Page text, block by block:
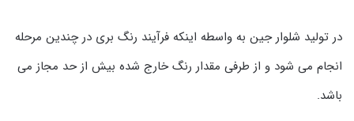
در تولید شلوار جین به واسطه اینکه فرآیند رنگ بری در چندین مرحله
انجام می شود و از طرفی مقدار رنگ خارج شده بیش از حد مجاز می
باشد.